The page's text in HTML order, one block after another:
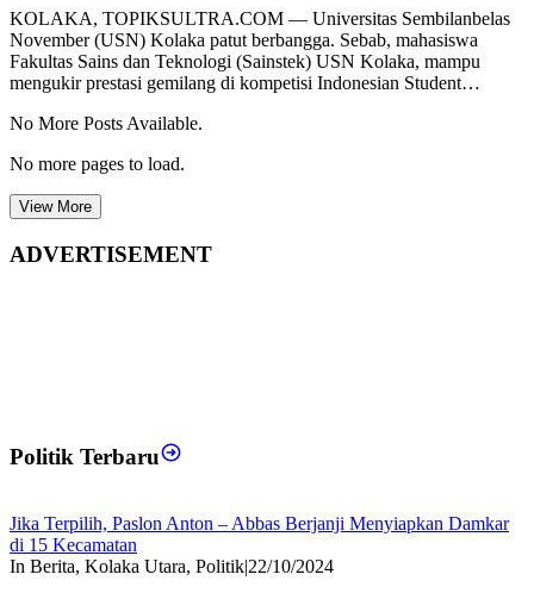
KOLAKA, TOPIKSULTRA.COM — Universitas Sembilanbelas
November (USN) Kolaka patut berbangga. Sebab, mahasiswa
Fakultas Sains dan Teknologi (Sainstek) USN Kolaka, mampu
mengukir prestasi gemilang di kompetisi Indonesian Student…
No More Posts Available.
No more pages to load.
View More
ADVERTISEMENT
Politik Terbaru
Jika Terpilih, Paslon Anton – Abbas Berjanji Menyiapkan Damkar
di 15 Kecamatan
In Berita, Kolaka Utara, Politik|22/10/2024